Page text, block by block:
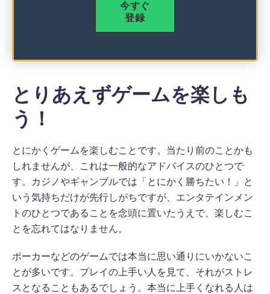
今すぐ
登録
とりあえずゲームを楽しも
う！
とにかくゲームを楽しむことです。当たり前のことかも
しれませんが、これは一般的なアドバイスのひとつで
す。カジノやギャンブルでは「とにかく勝ちたい！」と
いう気持ちだけが先行しがちですが、エンタテインメン
トのひとつであることを念頭に置いたうえで、楽しむこ
とを忘れてはなりません。
ポーカーなどのゲームでは本当に思い通りにいかないこ
とが多いです。プレイの上手い人を見て、それがストレ
スとなることもあるでしょう。本当に上手くなれる人は